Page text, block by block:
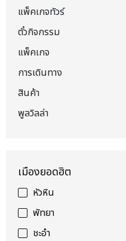
แพ็คเกจทัวร์
ตั๋วกิจกรรม
แพ็คเกจ
การเดินทาง
สินค้า
พูลวิลล่า
เมืองยอดฮิต
หัวหิน
พัทยา
ชะอำ